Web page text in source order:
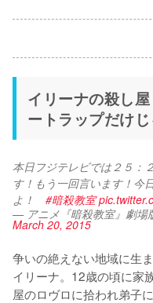
イリーナの殺し
ートラップだけじ
本日フジテレビでは２５：
す！もう一回言います！今
よ！ #暗殺教室
— アニメ『暗殺教室』劇場
March 20, 2015
争いの絶えない地域に生
イリーナ。12歳の頃に家
屋のロヴロに拾われ弟子